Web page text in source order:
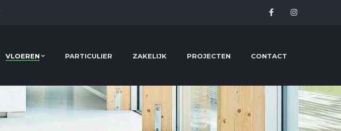
VLOEREN PARTICULIER ZAKELIJK PROJECTEN CONTACT